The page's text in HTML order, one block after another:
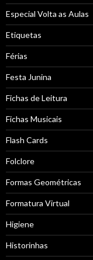
Especial Volta as Aulas
Etiquetas
Férias
Festa Junina
Fichas de Leitura
Fichas Musicais
Flash Cards
Folclore
Formas Geométricas
Formatura Virtual
Higiene
Historinhas